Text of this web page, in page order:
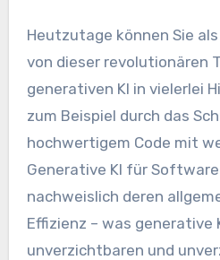
Heutzutage können Sie
von dieser revolutionären
generativen KI in vielerlei
zum Beispiel durch das
hochwertigem Code mit
Generative KI für
nachweislich deren
Effizienz – was generative
unverzichtbaren und